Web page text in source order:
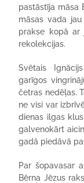
pastāstīja māsa
māsas vada
prakse kopā ar
rekolekcijas.
Svētais
garīgos
četras nedēļas.
ne visi var
dienas ilgas
galvenokārt
gadā piedāvā
Par šopavasar
Bērna Jēzus